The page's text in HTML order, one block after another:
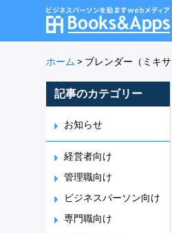
ホーム > ブレンダー（ミキ
記事のカテゴリー
お知らせ
経営者向け
管理職向け
ビジネスパーソン向け
専門職向け